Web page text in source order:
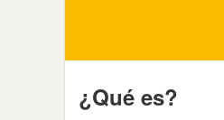
¿Qué es?